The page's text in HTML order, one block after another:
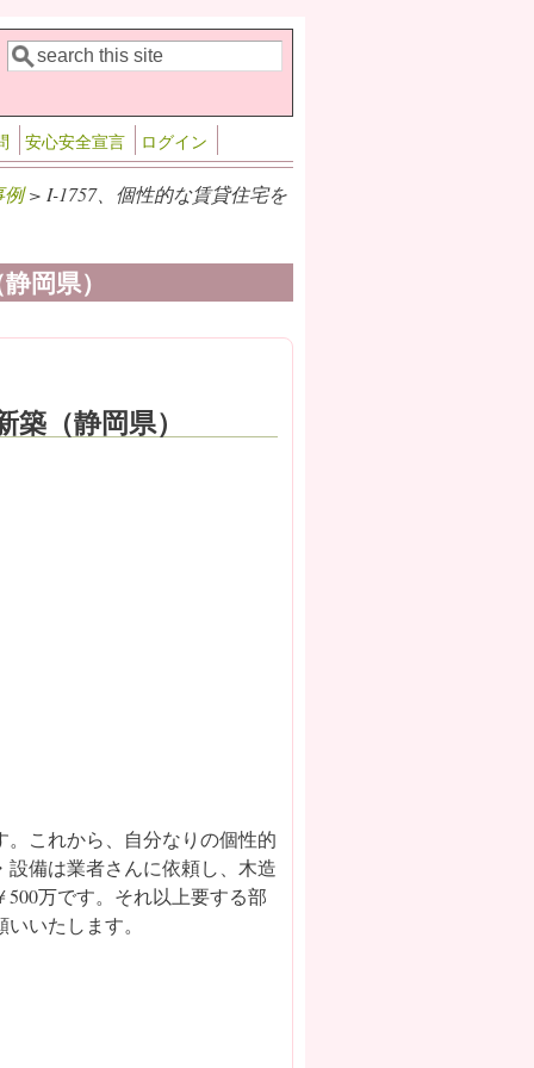
検索フォーム
検索
安心安全宣言 ログイン
例> I-1757、個性的な賃貸住宅を
岡県）
（静岡県）
これから、自分なりの個性的
備は業者さんに依頼し、木造
万です。それ以上要する部
いたします。